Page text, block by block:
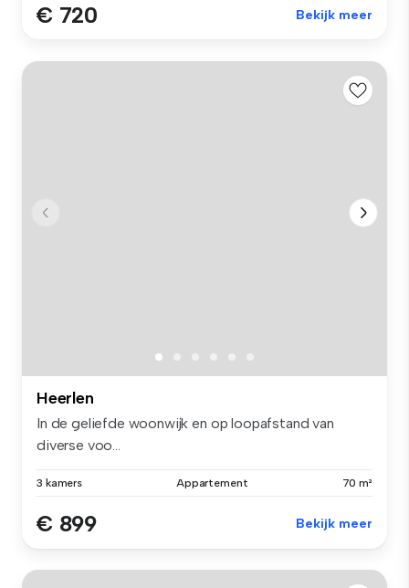
€ 720 Bekijk meer
Heerlen
In de geliefde woonwijk en op loopafstand van
diverse voo...
3 kamers Appartement 70 m²
€ 899 Bekijk meer